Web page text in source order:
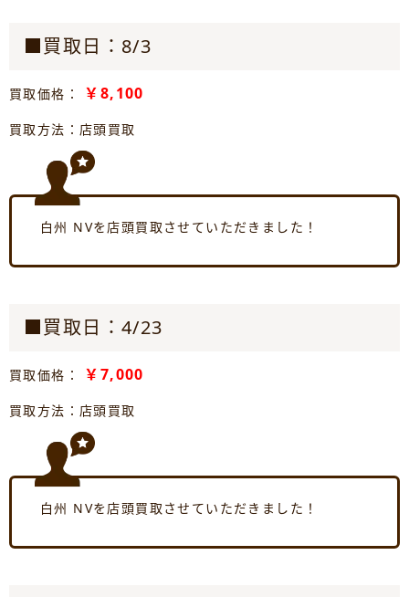
■買取日：8/3
買取価格： ￥8,100
買取方法：店頭買取
白州 NVを店頭買取させていただきました！
■買取日：4/23
買取価格： ￥7,000
買取方法：店頭買取
白州 NVを店頭買取させていただきました！